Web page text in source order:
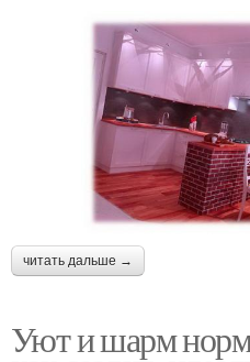
читать дальше →
Уют и шарм